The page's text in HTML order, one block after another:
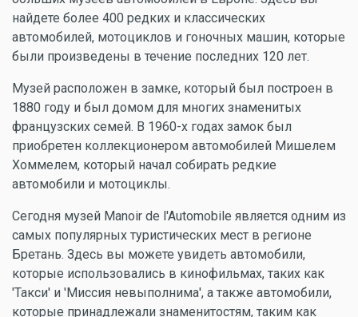
найдете более 400 редких и классических
автомобилей, мотоциклов и гоночных машин, которые
были произведены в течение последних 120 лет.
Музей расположен в замке, который был построен в
1880 году и был домом для многих знаменитых
французских семей. В 1960-х годах замок был
приобретен коллекционером автомобилей Мишелем
Хоммелем, который начал собирать редкие
автомобили и мотоциклы.
Сегодня музей Manoir de l'Automobile является одним из
самых популярных туристических мест в регионе
Бретань. Здесь вы можете увидеть автомобили,
которые использовались в кинофильмах, таких как
'Такси' и 'Миссия невыполнима', а также автомобили,
которые принадлежали знаменитостям, таким как